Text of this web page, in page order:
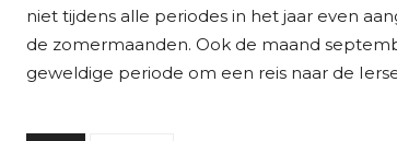
niet tijdens alle periodes in het jaar even
de zomermaanden. Ook de maand
geweldige periode om een reis naar de